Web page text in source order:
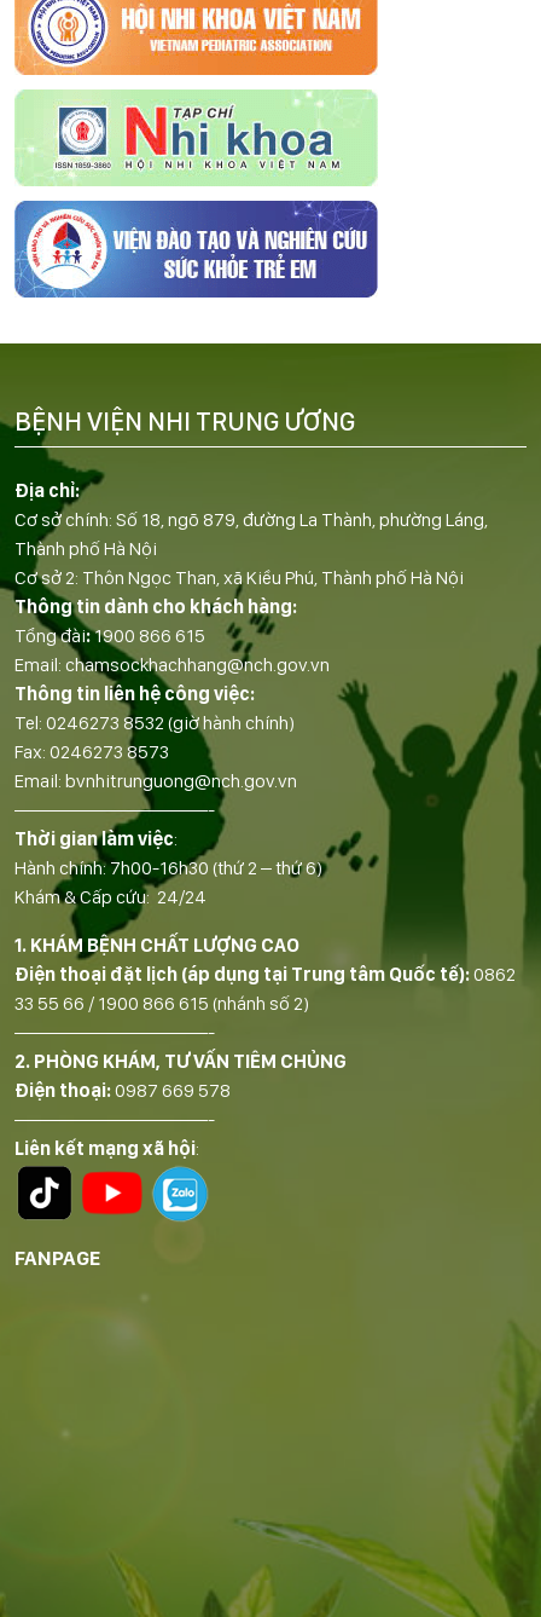
Địa chỉ:
Cơ sở chính: Số 18, ngõ 879, đường La Thành, phường Láng,
Thành phố Hà Nội
Cơ sở 2: Thôn Ngọc Than, xã Kiều Phú, Thành phố Hà Nội
Thông tin dành cho khách hàng:
Tổng đài:1900 866 615
Email: chamsockhachhang@nch.gov.vn
Thông tin liên hệ công việc:
Tel: 0246273 8532 (giờ hành chính)
Fax: 0246273 8573
Email: bvnhitrunguong@nch.gov.vn
——————————-
Thời gian làm việc:
Hành chính: 7h00-16h30 (thứ 2 – thứ 6)
Khám & Cấp cứu: 24/24
1. KHÁM BỆNH CHẤT LƯỢNG CAO
Điện thoại đặt lịch (áp dụng tại Trung tâm Quốc tế):0862
33 55 66 / 1900 866 615 (nhánh số 2)
——————————-
2. PHÒNG KHÁM, TƯ VẤN TIÊM CHỦNG
Điện thoại:0987 669 578
——————————-
Liên kết mạng xã hội:
FANPAGE
BỆNH VIỆN NHI TRUNG ƯƠNG